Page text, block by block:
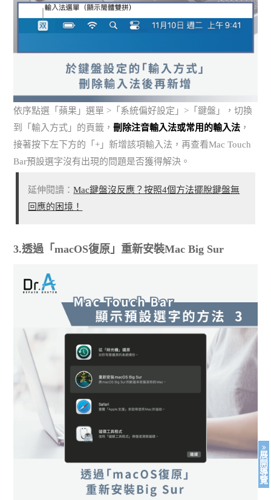
依序點選「蘋果」選單 >「系統偏好設定」>「鍵盤」，切換
到「輸入方式」的頁籤，刪除注音輸入法或常用的輸入法 ，
接著按下左下方的「+」新增該項輸入法，再查看Mac Touch
Bar預設選字沒有出現的問題是否獲得解決。
延伸閱讀：Mac鍵盤沒反應？按照4個方法擺脫鍵盤無
回應的困境！
3.透過「macOS復原」重新安裝Mac Big Sur
展
開
導
覽